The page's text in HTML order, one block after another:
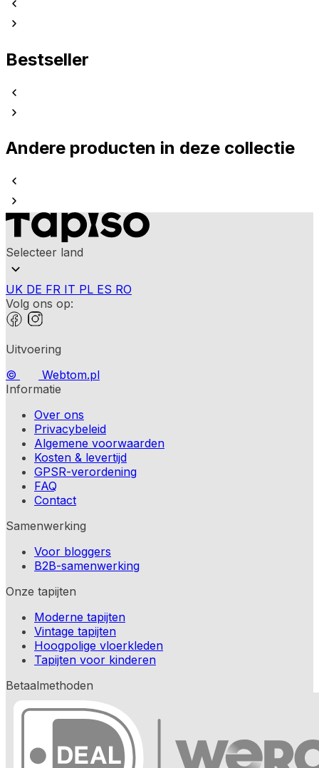
Bestseller
Andere producten in deze collectie
Selecteer land
UK DE FR IT PL ES RO
Volg ons op:
Uitvoering
©
Webtom.pl
Informatie
Over ons
Privacybeleid
Algemene voorwaarden
Kosten & levertijd
GPSR-verordening
FAQ
Contact
Samenwerking
Voor bloggers
B2B-samenwerking
Onze tapijten
Moderne tapijten
Vintage tapijten
Hoogpolige vloerkleden
Tapijten voor kinderen
Betaalmethoden